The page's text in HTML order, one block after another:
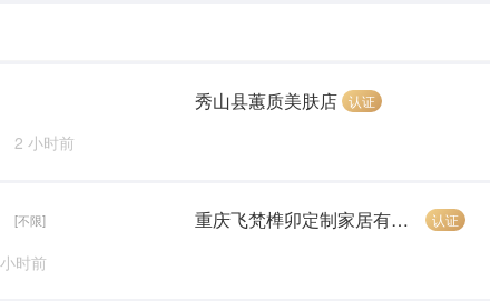
2 小时前
秀山县蕙质美肤店 认证
[不限]
时前
重庆飞梵榫卯定制家居有限公司 认证